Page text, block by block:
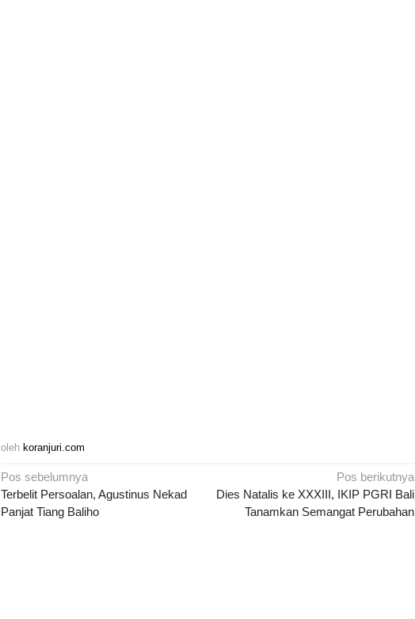
oleh koranjuri.com
Navigasi
pos
Pos sebelumnya
Terbelit Persoalan, Agustinus Nekad
Panjat Tiang Baliho
Pos berikutnya
Dies Natalis ke XXXIII, IKIP PGRI Bali
Tanamkan Semangat Perubahan